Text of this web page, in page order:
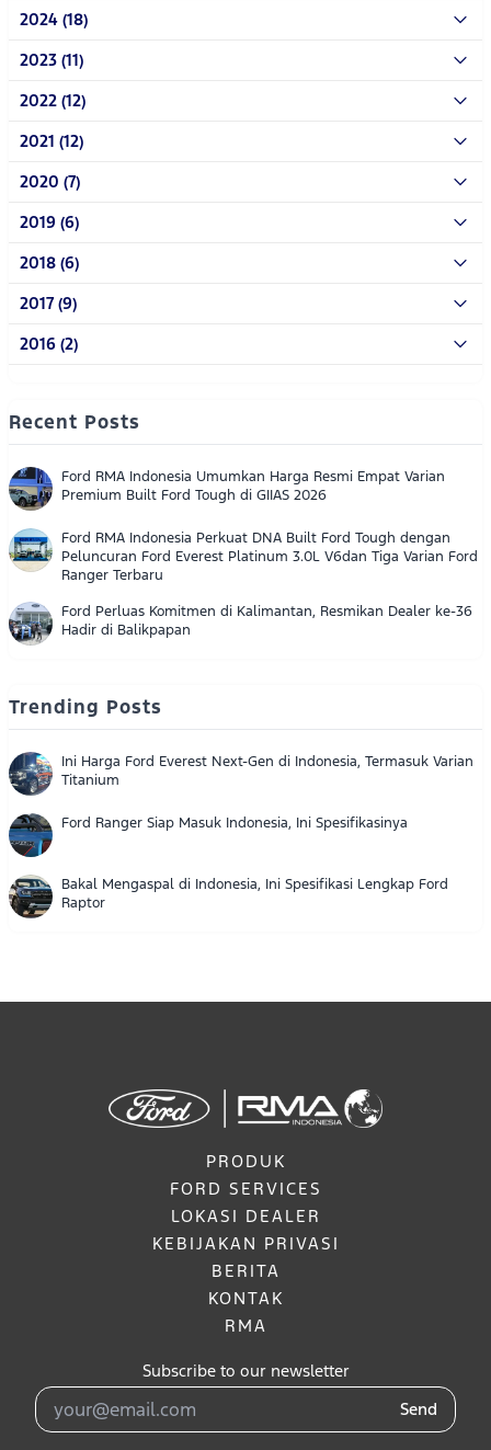
2024 (18)
2023 (11)
2022 (12)
2021 (12)
2020 (7)
2019 (6)
2018 (6)
2017 (9)
2016 (2)
Recent Posts
Ford RMA Indonesia Umumkan Harga Resmi Empat Varian
Premium Built Ford Tough di GIIAS 2026
Ford RMA Indonesia Perkuat DNA Built Ford Tough dengan
Peluncuran Ford Everest Platinum 3.0L V6dan Tiga Varian Ford
Ranger Terbaru
Ford Perluas Komitmen di Kalimantan, Resmikan Dealer ke-36
Hadir di Balikpapan
Trending Posts
Ini Harga Ford Everest Next-Gen di Indonesia, Termasuk Varian
Titanium
Ford Ranger Siap Masuk Indonesia, Ini Spesifikasinya
Bakal Mengaspal di Indonesia, Ini Spesifikasi Lengkap Ford
Raptor
PRODUK
FORD SERVICES
LOKASI DEALER
KEBIJAKAN PRIVASI
BERITA
KONTAK
RMA
Subscribe to our newsletter
Send